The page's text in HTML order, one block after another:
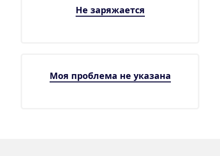
Не заряжается
Моя проблема не указана